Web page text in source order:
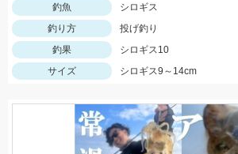
釣魚
シロギス
釣り方
投げ釣り
釣果
シロギス10
サイズ
シロギス9～14cm